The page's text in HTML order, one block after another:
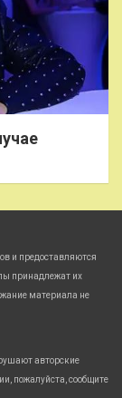
и предоставляются
принадлежат их
материала не
авторские
пожалуйста, сообщите